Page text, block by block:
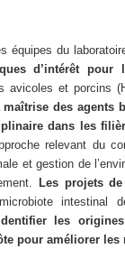
du
d’intérêt pour
avicoles et porcins
maîtrise des agents
dans les
relevant du
et gestion de
Les projets
intestinal
les
pour améliorer